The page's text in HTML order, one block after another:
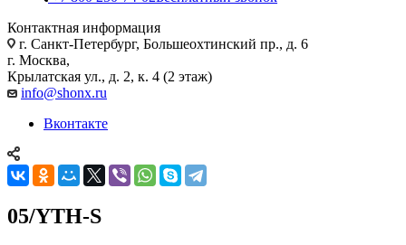
Контактная информация
г. Санкт-Петербург, Большеохтинский пр., д. 6
г. Москва,
Крылатская ул., д. 2, к. 4 (2 этаж)
info@shonx.ru
Вконтакте
05/YTH-S